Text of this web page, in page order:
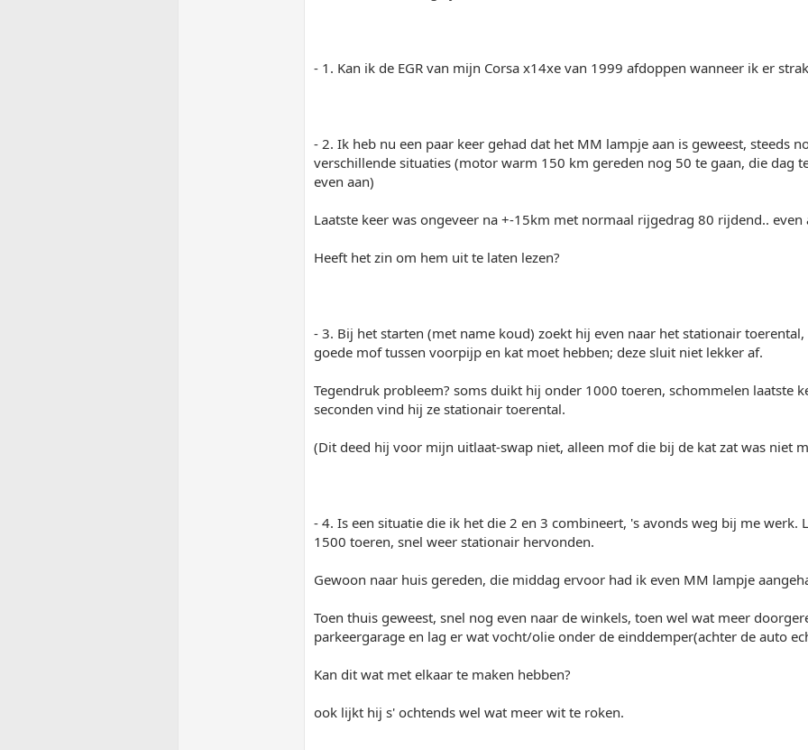
- 1. Kan ik de EGR van mijn Corsa x14xe van 1999 afdoppen wanneer ik er
- 2. Ik heb nu een paar keer gehad dat het MM lampje aan is geweest, steeds
verschillende situaties (motor warm 150 km gereden nog 50 te gaan, die dag
even aan)
Laatste keer was ongeveer na +-15km met normaal rijgedrag 80 rijdend..
Heeft het zin om hem uit te laten lezen?
- 3. Bij het starten (met name koud) zoekt hij even naar het stationair
goede mof tussen voorpijp en kat moet hebben; deze sluit niet lekker af.
Tegendruk probleem? soms duikt hij onder 1000 toeren, schommelen laatste
seconden vind hij ze stationair toerental.
(Dit deed hij voor mijn uitlaat-swap niet, alleen mof die bij de kat zat was niet
- 4. Is een situatie die ik het die 2 en 3 combineert, 's avonds weg bij me werk.
1500 toeren, snel weer stationair hervonden.
Gewoon naar huis gereden, die middag ervoor had ik even MM lampje
Toen thuis geweest, snel nog even naar de winkels, toen wel wat meer
parkeergarage en lag er wat vocht/olie onder de einddemper(achter de auto
Kan dit wat met elkaar te maken hebben?
ook lijkt hij s' ochtends wel wat meer wit te roken.